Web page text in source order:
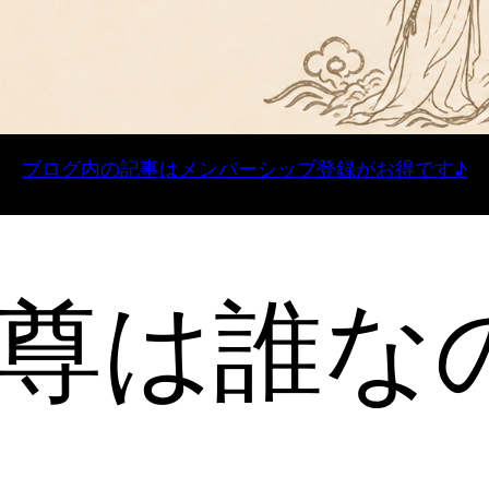
ブログ内の記事はメンバーシップ登録がお得です♪
は誰な